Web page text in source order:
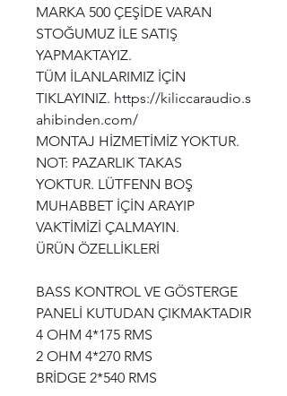
MARKA 500 ÇEŞİDE VARAN
STOĞUMUZ İLE SATIŞ
YAPMAKTAYIZ.
TÜM İLANLARIMIZ İÇİN
TIKLAYINIZ. https://kiliccaraudio.s
ahibinden.com/
MONTAJ HİZMETİMİZ YOKTUR.
NOT: PAZARLIK TAKAS
YOKTUR. LÜTFENN BOŞ
MUHABBET İÇİN ARAYIP
VAKTİMİZİ ÇALMAYIN.
ÜRÜN ÖZELLİKLERİ
BASS KONTROL VE GÖSTERGE
PANELİ KUTUDAN ÇIKMAKTADIR
4 OHM 4*175 RMS
2 OHM 4*270 RMS
BRİDGE 2*540 RMS